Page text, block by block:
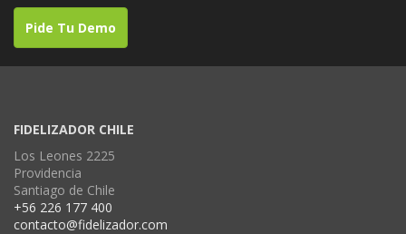
Pide Tu Demo
FIDELIZADOR CHILE
Los Leones 2225
Providencia
Santiago de Chile
+56 226 177 400
contacto@fidelizador.com